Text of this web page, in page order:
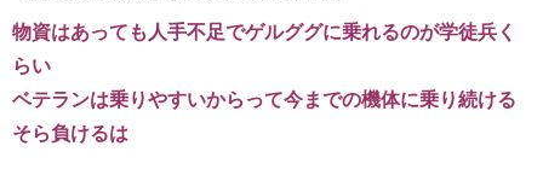
物資はあっても人手不足でゲルググに乗れるのが学徒兵く
らい
ベテランは乗りやすいからって今までの機体に乗り続ける
そら負けるは